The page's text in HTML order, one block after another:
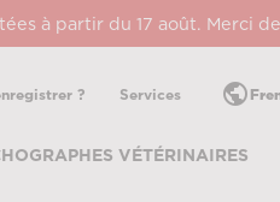
à partir du 17 août. Merci
? Services public
VÉTÉRINAIRES